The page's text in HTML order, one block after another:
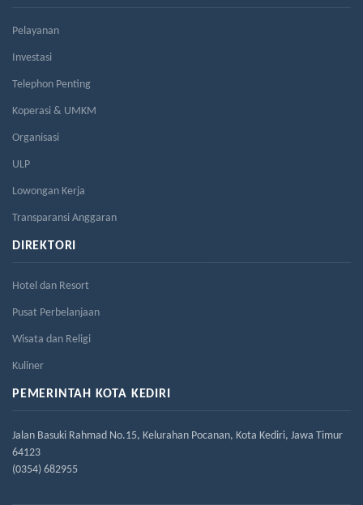
Pelayanan
Investasi
Telephon Penting
Koperasi & UMKM
Organisasi
ULP
Lowongan Kerja
Transparansi Anggaran
DIREKTORI
Hotel dan Resort
Pusat Perbelanjaan
Wisata dan Religi
Kuliner
PEMERINTAH KOTA KEDIRI
Jalan Basuki Rahmad No.15, Kelurahan Pocanan, Kota Kediri, Jawa Timur
64123
(0354) 682955